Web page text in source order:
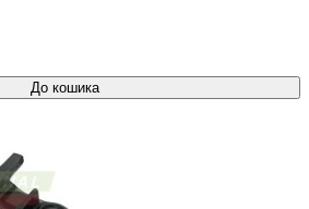
До кошика